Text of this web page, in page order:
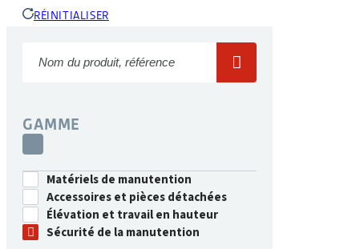
RÉINITIALISER
GAMME
Matériels de manutention
Accessoires et pièces détachées
Élévation et travail en hauteur
Sécurité de la manutention